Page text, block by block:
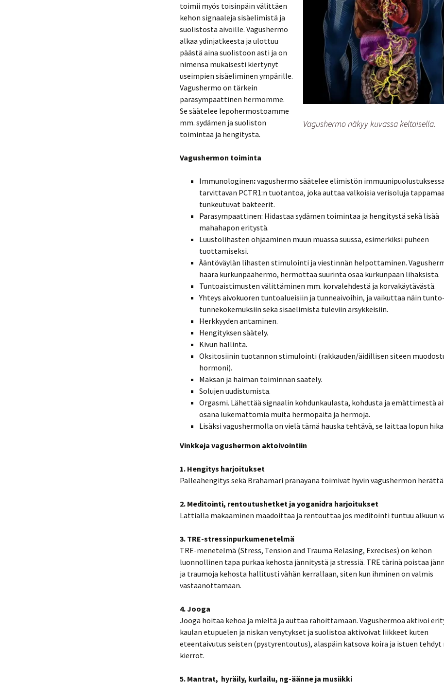
Vagushermo näkyy kuvassa keltaisella.
toimii myös toisinpäin välittäen
kehon signaaleja sisäelimistä ja
suolistosta aivoille. Vagushermo
alkaa ydinjatkeesta ja ulottuu
päästä aina suolistoon asti ja on
nimensä mukaisesti kiertynyt
useimpien sisäeliminen ympärille.
Vagushermo on tärkein
parasympaattinen hermomme.
Se säätelee lepohermostoamme
mm. sydämen ja suoliston
toimintaa ja hengitystä.
Vagushermon toiminta
Immunologinen:vagushermo säätelee elimistön immuunipuolustuksessa
tarvittavan PCTR1:n tuotantoa, joka auttaa valkoisia verisoluja
tunkeutuvat bakteerit.
Parasympaattinen: Hidastaa sydämen toimintaa ja hengitystä sekä lisää
mahahapon eritystä.
Luustolihasten ohjaaminen muun muassa suussa, esimerkiksi puheen
tuottamiseksi.
Ääntöväylän lihasten stimulointi ja viestinnän helpottaminen.
haara kurkunpäähermo, hermottaa suurinta osaa kurkunpään lihaksista.
Tuntoaistimusten välittäminen mm. korvalehdestä ja korvakäytävästä.
Yhteys aivokuoren tuntoalueisiin ja tunneaivoihin, ja vaikuttaa näin
tunnekokemuksiin sekä sisäelimistä tuleviin ärsykkeisiin.
Herkkyyden antaminen.
Hengityksen säätely.
Kivun hallinta.
Oksitosiinin tuotannon stimulointi (rakkauden/äidillisen siteen
hormoni).
Maksan ja haiman toiminnan säätely.
Solujen uudistumista.
Orgasmi. Lähettää signaalin kohdunkaulasta, kohdusta ja emättimestä
osana lukemattomia muita hermopäitä ja hermoja.
Lisäksi vagushermolla on vielä tämä hauska tehtävä, se laittaa lopun
Vinkkeja vagushermon aktoivointiin
1. Hengitys harjoitukset
Palleahengitys sekä Brahamari pranayana toimivat hyvin vagushermon
2. Meditointi, rentoutushetket ja yoganidra harjoitukset
Lattialla makaaminen maadoittaa ja rentouttaa jos meditointi tuntuu alkuun
3. TRE-stressinpurkumenetelmä
TRE-menetelmä (Stress, Tension and Trauma Relasing, Exrecises) on kehon
luonnollinen tapa purkaa kehosta jännitystä ja stressiä. TRE tärinä poistaa
ja traumoja kehosta hallitusti vähän kerrallaan, siten kun ihminen on valmis
vastaanottamaan.
4. Jooga
Jooga hoitaa kehoa ja mieltä ja auttaa rahoittamaan. Vagushermoa aktivoi
kaulan etupuelen ja niskan venytykset ja suolistoa aktivoivat liikkeet kuten
eteentaivutus seisten (pystyrentoutus), alaspäin katsova koira ja istuen tehdyt
kierrot.
5. Mantrat, hyräily, kurlailu, ng-äänne ja musiikki